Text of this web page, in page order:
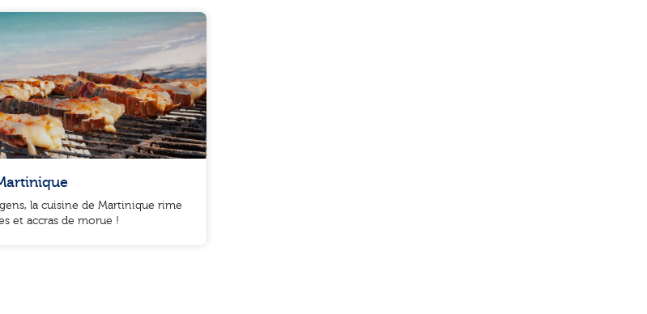
la cuisine de Martinique rime
et accras de morue !